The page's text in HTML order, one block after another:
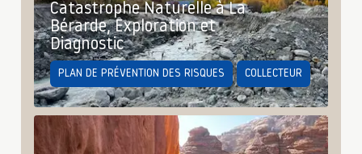
Catastrophe Naturelle à La
Bérarde, Exploration et
Diagnostic
PLAN DE PRÉVENTION DES RISQUES COLLECTEUR